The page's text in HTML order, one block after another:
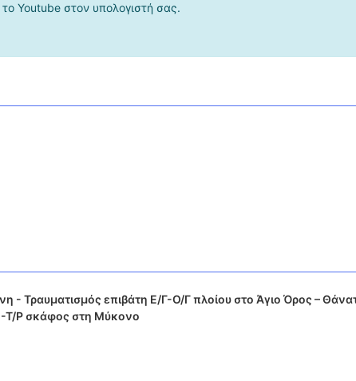
Youtube στον υπολογιστή σας.
- Τραυματισμός επιβάτη Ε/Γ-Ο/Γ πλοίου στο Άγιο Όρος –
Τ/Ρ σκάφος στη Μύκονο